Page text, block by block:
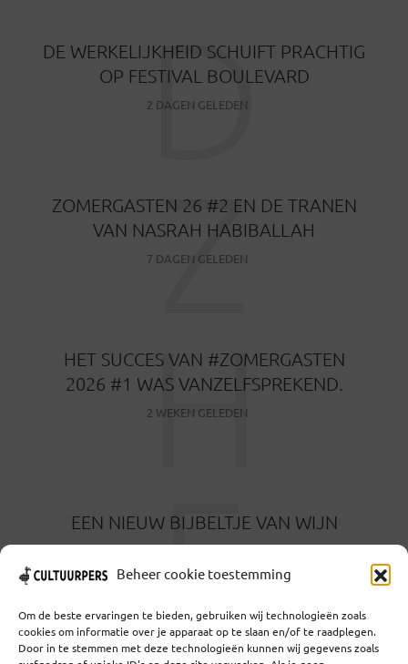
Beheer cookie toestemming
Om de beste ervaringen te bieden, gebruiken wij technologieën zoals
cookies om informatie over je apparaat op te slaan en/of te raadplegen.
Door in te stemmen met deze technologieën kunnen wij gegevens zoals
DE WERKELIJKHEID SCHUIFT PRACHTIG
OP FESTIVAL BOULEVARD
2 DAGEN GELEDEN
D
ZOMERGASTEN 26 #2 EN DE TRANEN
VAN NASRAH HABIBALLAH
7 DAGEN GELEDEN
Z
HET SUCCES VAN #ZOMERGASTEN
2026 #1 WAS VANZELFSPREKEND.
2 WEKEN GELEDEN
H
EEN NIEUW BIJBELTJE VAN WIJN
E